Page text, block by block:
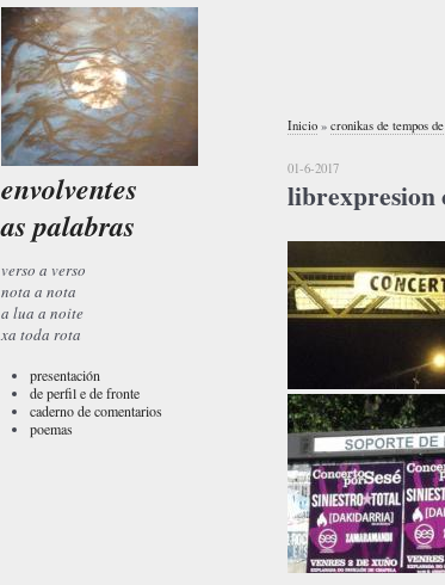
envolventes
as palabras
verso a verso
nota a nota
a lua a noite
xa toda rota
presentación
de perfil e de fronte
caderno de comentarios
poemas
Inicio » cronikas de tempos
01-6-2017
librexpresion